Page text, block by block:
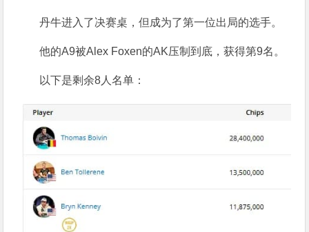
丹牛进入了决赛桌，但成为了第一位出局的选手。
他的A9被Alex Foxen的AK压制到底，获得第9名。
以下是剩余8人名单：